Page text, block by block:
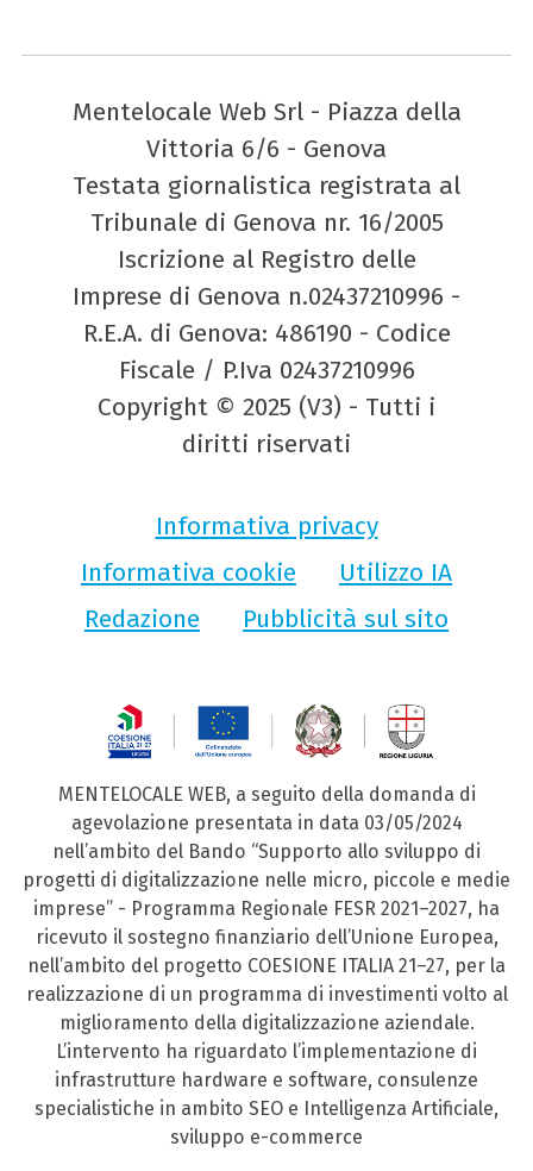
Mentelocale Web Srl - Piazza della
Vittoria 6/6 - Genova
Testata giornalistica registrata al
Tribunale di Genova nr. 16/2005
Iscrizione al Registro delle
Imprese di Genova n.02437210996 -
R.E.A. di Genova: 486190 - Codice
Fiscale / P.Iva 02437210996
Copyright © 2025 (V3) - Tutti i
diritti riservati
Informativa privacy
Informativa cookie
Utilizzo IA
Redazione
Pubblicità sul sito
MENTELOCALE WEB, a seguito della domanda di
agevolazione presentata in data 03/05/2024
nell’ambito del Bando “Supporto allo sviluppo di
progetti di digitalizzazione nelle micro, piccole e medie
imprese” - Programma Regionale FESR 2021–2027, ha
ricevuto il sostegno finanziario dell’Unione Europea,
nell’ambito del progetto COESIONE ITALIA 21–27, per la
realizzazione di un programma di investimenti volto al
miglioramento della digitalizzazione aziendale.
L’intervento ha riguardato l’implementazione di
infrastrutture hardware e software, consulenze
specialistiche in ambito SEO e Intelligenza Artificiale,
sviluppo e-commerce